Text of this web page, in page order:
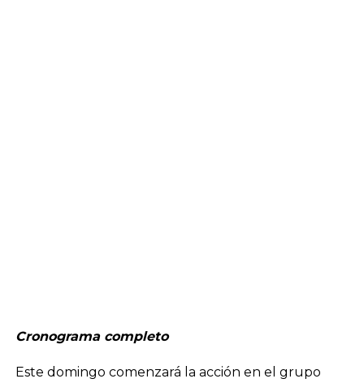
Cronograma completo
Este domingo comenzará la acción en el grupo